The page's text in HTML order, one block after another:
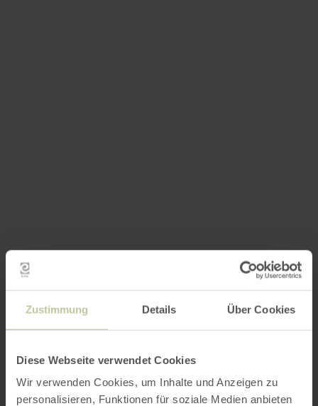
Zustimmung Details Über Cookies
Diese Webseite verwendet Cookies
Wir verwenden Cookies, um Inhalte und Anzeigen zu
personalisieren, Funktionen für soziale Medien anbieten